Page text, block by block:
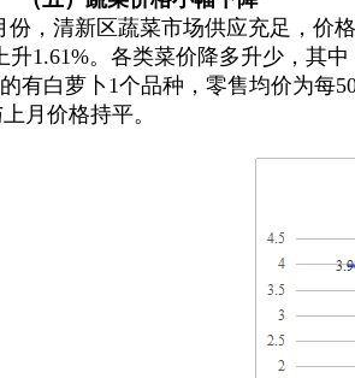
， 清新区蔬菜市场供应充足，价
升1.61%。 各类菜价降多升少，其中
有白萝卜1个品种 ， 零售均价为每
月价格持平。